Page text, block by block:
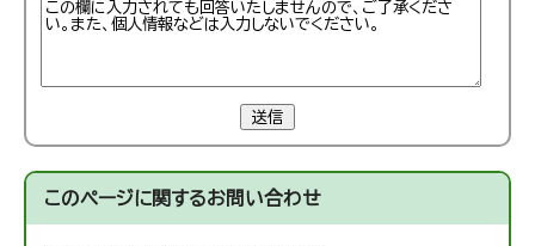
送信
このページに関するお問い合わせ